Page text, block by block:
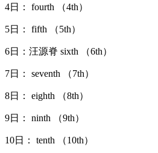
4日： fourth （4th）
5日： fifth （5th）
6日：汪源脊 sixth （6th）
7日： seventh （7th）
8日： eighth （8th）
9日： ninth （9th）
10日： tenth （10th）